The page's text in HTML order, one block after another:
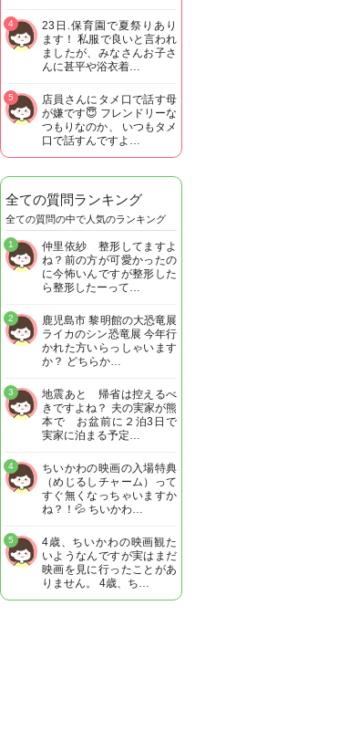
23日.保育園で夏祭りあり
ます！ 私服で良いと言われ
ましたが、みなさんお子さ
んに甚平や浴衣着…
4
店員さんにタメ口で話す母
が嫌です😇 フレンドリーな
つもりなのか、 いつもタメ
口で話すんですよ…
5
全ての質問ランキング
全ての質問の中で人気のランキング
仲里依紗 整形してますよ
ね？前の方が可愛かったの
に今怖いんですが整形した
ら整形したーって…
1
鹿児島市 黎明館の大恐竜展
ライカのシン恐竜展 今年行
かれた方いらっしゃいます
か？ どちらか…
2
地震あと 帰省は控えるべ
きですよね？ 夫の実家が熊
本で お盆前に２泊3日で
実家に泊まる予定…
3
ちいかわの映画の入場特典
（めじるしチャーム）って
すぐ無くなっちゃいますか
ね？！💦 ちいかわ…
4
4歳、ちいかわの映画観た
いようなんですが実はまだ
映画を見に行ったことがあ
りません。 4歳、ち…
5